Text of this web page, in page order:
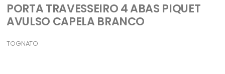
PORTA TRAVESSEIRO 4 ABAS PIQUET
AVULSO CAPELA BRANCO
TOGNATO